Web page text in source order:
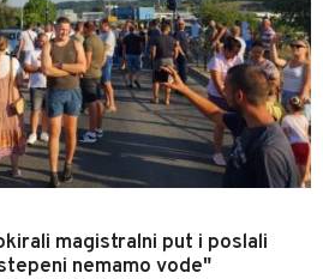
magistralni put i poslali
nemamo vode"